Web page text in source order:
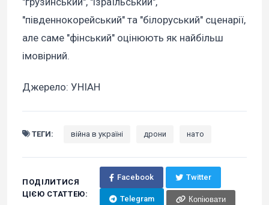
"південнокорейський" та "білоруський" сценарії,
але саме "фінський" оцінюють як найбільш
імовірний.
Джерело: УНІАН
ТЕГИ: війна в україні дрони нато
ПОДІЛИТИСЯ
ЦІЄЮ СТАТТЕЮ:
Facebook Twitter
Telegram Копіювати